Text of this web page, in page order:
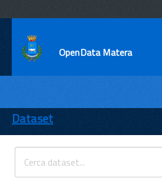
OpenData Matera
ENTI
TEMI
INFORMAZIONI
Dataset